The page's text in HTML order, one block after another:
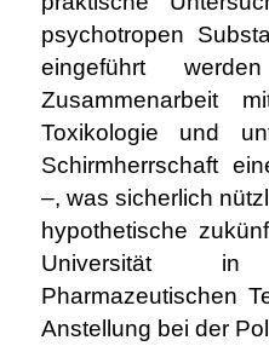
psychotropen
eingeführt
Zusammenarbeit
Toxikologie und
Schirmherrschaft
–, was sicherlich
hypothetische
Universität
Pharmazeutischen
Anstellung bei der